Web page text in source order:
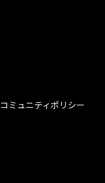
コミュニティポリシー